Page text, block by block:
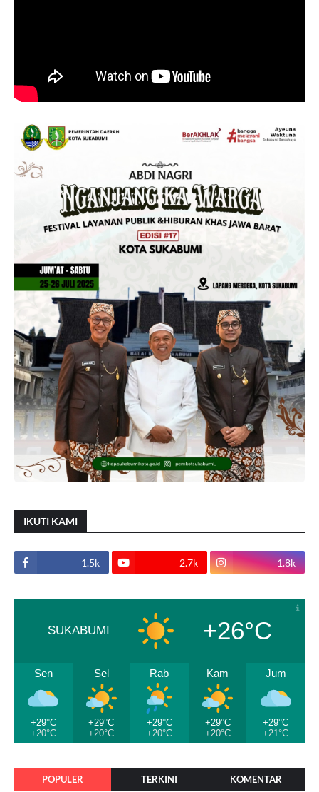
IKUTI KAMI
1.5k 2.7k 1.8k
SUKABUMI +26°C
Sen
+29°C
+20°C
Sel
+29°C
+20°C
Rab
+29°C
+20°C
Kam
+29°C
+20°C
Jum
+29°C
+21°C
POPULER TERKINI KOMENTAR